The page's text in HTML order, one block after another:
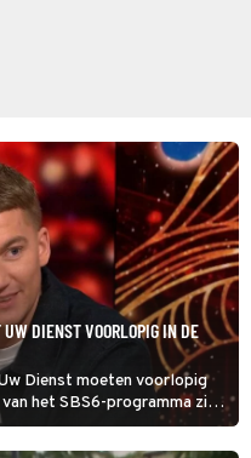
UW DIENST VOORLOPIG IN DE
Dienst moeten voorlopig
het SBS6-programma zit
dinsdagavond